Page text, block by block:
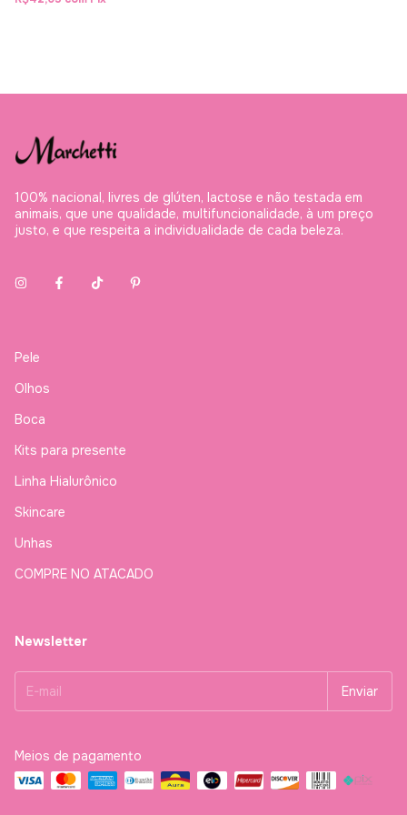
100% nacional, livres de glúten, lactose e não testada em
animais, que une qualidade, multifuncionalidade, à um preço
justo, e que respeita a individualidade de cada beleza.
Pele
Olhos
Boca
Kits para presente
Linha Hialurônico
Skincare
Unhas
COMPRE NO ATACADO
Newsletter
Meios de pagamento